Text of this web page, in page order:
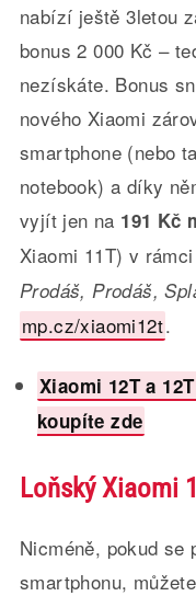
nabízí ještě 3letou
bonus 2 000 Kč –
nezískáte. Bonus
nového Xiaomi
smartphone (nebo
notebook) a díky
vyjít jen na 191 Kč
Xiaomi 11T) v
Prodáš, Prodáš,
mp.cz/xiaomi12t.
Xiaomi 12T a
koupíte zde
Loňský Xiaomi
Nicméně, pokud
smartphonu,